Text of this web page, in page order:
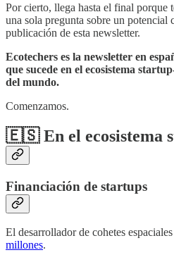
Por cierto, llega hasta el final porque
una sola pregunta sobre un potencial
publicación de esta newsletter.
Ecotechers es la newsletter en
que sucede en el ecosistema
del mundo.
Comenzamos.
🇪🇸 En el ecosistema
Financiación de startups
El desarrollador de cohetes espaciales
millones.